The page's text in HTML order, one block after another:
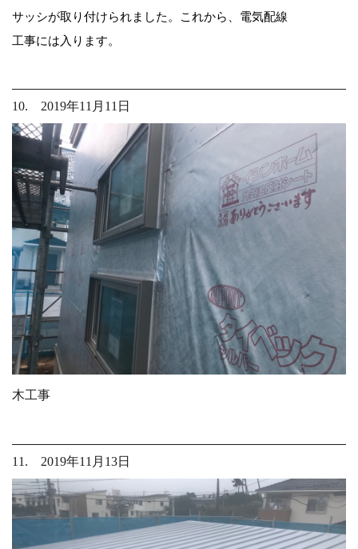
サッシが取り付けられました。これから、電気配線
工事には入ります。
10. 2019年11月11日
木工事
11. 2019年11月13日